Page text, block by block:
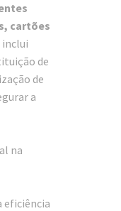
cartões
inclui
de
de
a
na
eficiência